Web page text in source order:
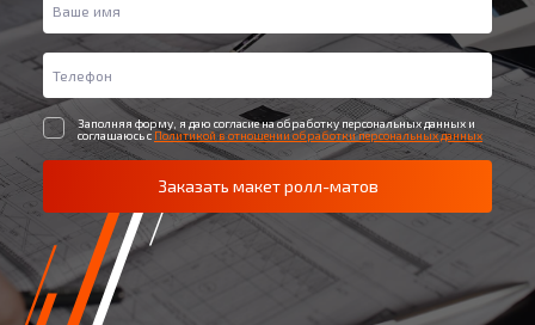
Заполняя форму, я даю согласие на обработку персональных данных и
соглашаюсь с Политикой в отношении обработки персональных данных
Заказать макет ролл-матов